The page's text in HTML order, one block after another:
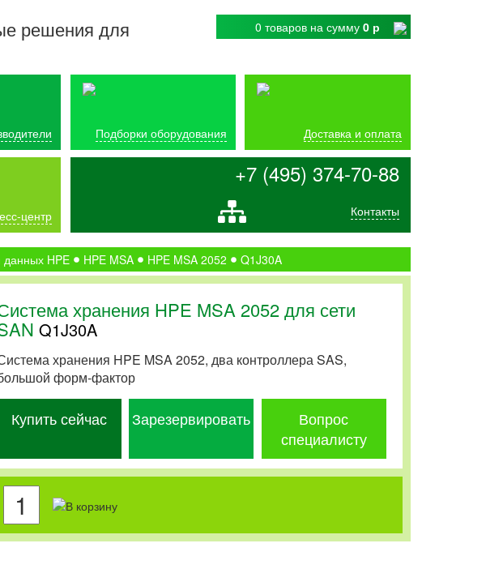
решения для
0 товаров на сумму 0 р
Подборки оборудования Доставка и оплата
центр
+7 (495) 374-70-88
Контакты
HPE HPE MSA HPE MSA 2052 Q1J30A
хранения HPE MSA 2052 для сети
Q1J30A
хранения HPE MSA 2052, два контроллера SAS,
форм-фактор
Купить сейчас Зарезервировать
Вопрос
специалисту